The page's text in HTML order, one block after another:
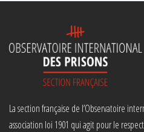
La section française de l’Observatoire
association loi 1901 qui agit pour le